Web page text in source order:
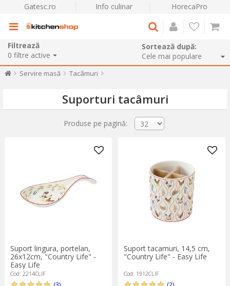
Gatesc.ro Info culinar HorecaPro
Filtrează
0 filtre active
Sortează după:
Servire masă Tacâmuri
Suporturi tacâmuri
Produse pe pagină:
Suport lingura, portelan,
26x12cm, "Country Life" -
Easy Life
Cod: 2214CLIF
Suport tacamuri, 14,5 cm,
"Country Life" - Easy Life
Cod: 1912CLIF